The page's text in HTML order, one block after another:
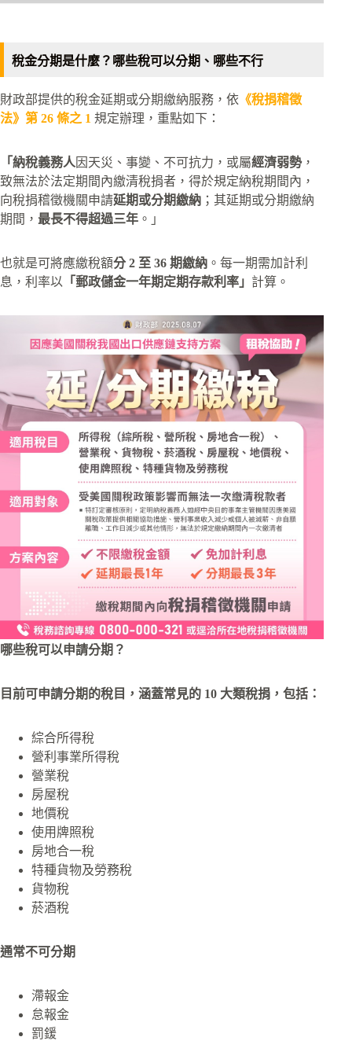
稅金分期是什麼？哪些稅可以分期、哪些不行
財政部提供的稅金延期或分期繳納服務，依 《稅捐稽徵
法》第 26 條之 1 規定辦理，重點如下：
「納稅義務人 因天災、事變、不可抗力，或屬經濟弱勢，
致無法於法定期間內繳清稅捐者，得於規定納稅期間內，
向稅捐稽徵機關申請延期或分期繳納 ；其延期或分期繳納
期間， 最長不得超過三年 。」
也就是可將應繳稅額分 2 至 36 期繳納 。每一期需加計利
息，利率以 「郵政儲金一年期定期存款利率」 計算。
哪些稅可以申請分期？
目前可申請分期的稅目，涵蓋常見的 10 大類稅捐，包括：
綜合所得稅
營利事業所得稅
營業稅
房屋稅
地價稅
使用牌照稅
房地合一稅
特種貨物及勞務稅
貨物稅
菸酒稅
通常不可分期
滯報金
怠報金
罰鍰